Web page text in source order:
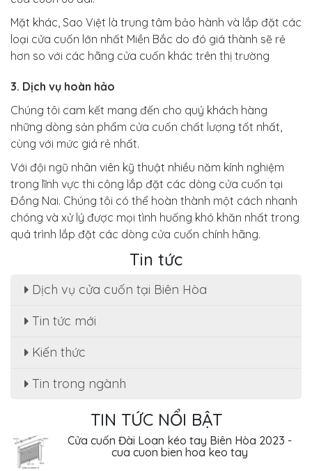
Mặt khác, Sao Việt là trung tâm bảo hành và lắp đặt các
loại cửa cuốn lớn nhất Miền Bắc do đó giá thành sẽ rẻ
hơn so với các hãng cửa cuốn khác trên thị trường
3. Dịch vụ hoàn hảo
Chúng tôi cam kết mang đến cho quý khách hàng
những dòng sản phẩm cửa cuốn chất lượng tốt nhất,
cùng với mức giá rẻ nhất.
Với đội ngũ nhân viên kỹ thuật nhiều năm kính nghiệm
trong lĩnh vực thi công lắp đặt các dòng cửa cuốn tại
Đồng Nai. Chúng tôi có thể hoàn thành một cách nhanh
chóng và xử lý được mọi tình huống khó khăn nhất trong
quá trình lắp đặt các dòng cửa cuốn chính hãng.
Tin tức
Dịch vụ cửa cuốn tại Biên Hòa
Tin tức mới
Kiến thức
Tin trong ngành
TIN TỨC NỔI BẬT
Sửa cửa cuốn, motor cửa cuốn tại nhà phường
Dịch Vụ Sửa Chữa Cửa Cuốn Phường Tân Hiệp,
Sửa cửa cuốn Phường An Bình - Biên Hòa uy tín
Cửa cuốn Đài Loan kéo tay Biên Hòa 2023 -
cua cuon bien hoa keo tay